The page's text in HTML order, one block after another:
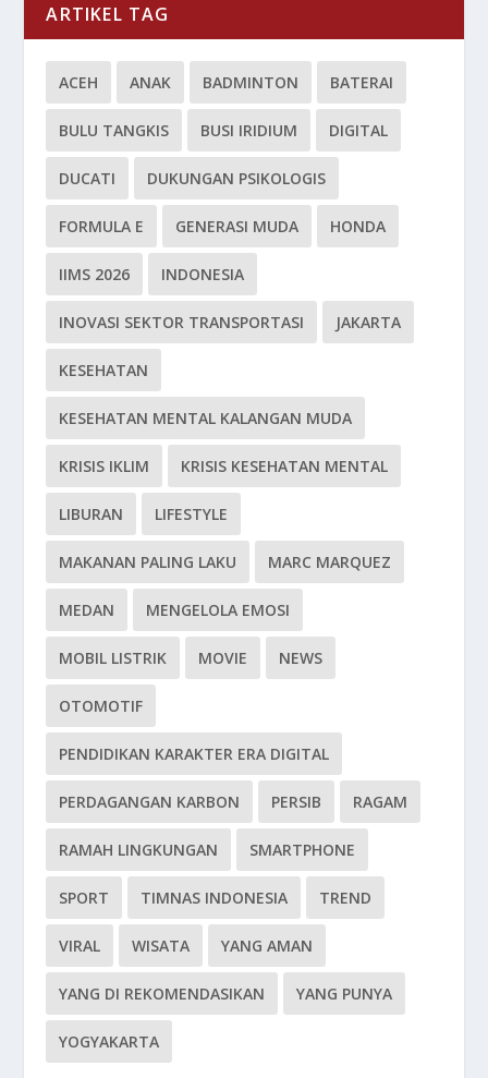
ARTIKEL TAG
ACEH ANAK BADMINTON BATERAI
BULU TANGKIS BUSI IRIDIUM DIGITAL
DUCATI DUKUNGAN PSIKOLOGIS
FORMULA E GENERASI MUDA HONDA
IIMS 2026 INDONESIA
INOVASI SEKTOR TRANSPORTASI JAKARTA
KESEHATAN
KESEHATAN MENTAL KALANGAN MUDA
KRISIS IKLIM KRISIS KESEHATAN MENTAL
LIBURAN LIFESTYLE
MAKANAN PALING LAKU MARC MARQUEZ
MEDAN MENGELOLA EMOSI
MOBIL LISTRIK MOVIE NEWS
OTOMOTIF
PENDIDIKAN KARAKTER ERA DIGITAL
PERDAGANGAN KARBON PERSIB RAGAM
RAMAH LINGKUNGAN SMARTPHONE
SPORT TIMNAS INDONESIA TREND
VIRAL WISATA YANG AMAN
YANG DI REKOMENDASIKAN YANG PUNYA
YOGYAKARTA